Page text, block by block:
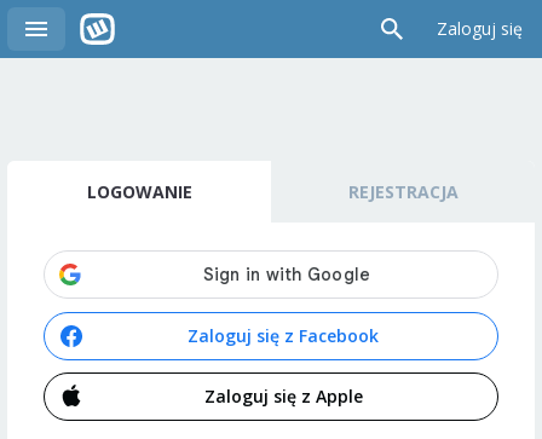
Zaloguj się
LOGOWANIE REJESTRACJA
Zaloguj się z Facebook
Zaloguj się z Apple